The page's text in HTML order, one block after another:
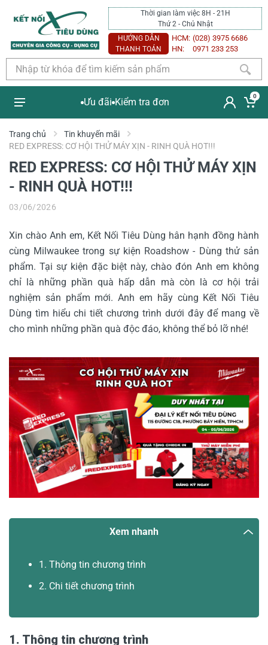
Thời gian làm việc 8H - 21H
Thứ 2 - Chủ Nhật
HƯỚNG DẪN
THANH TOÁN
HCM: (028) 3975 6686
HN:
0971 233 253
Ưu đãi Kiểm tra đơn
0
Trang chủ
Tin khuyến mãi
RED EXPRESS: CƠ HỘI THỬ MÁY XỊN - RINH QUÀ HOT!!!
RED EXPRESS: CƠ HỘI THỬ MÁY XỊN
- RINH QUÀ HOT!!!
03/06/2026
Xin chào Anh em, Kết Nối Tiêu Dùng hân hạnh đồng hành
cùng Milwaukee trong sự kiện Roadshow - Dùng thử sản
phẩm. Tại sự kiện đặc biệt này, chào đón Anh em không
chỉ là những phần quà hấp dẫn mà còn là cơ hội trải
nghiệm sản phẩm mới. Anh em hãy cùng Kết Nối Tiêu
Dùng tìm hiểu chi tiết chương trình dưới đây để mang về
cho mình những phần quà độc đáo, không thể bỏ lỡ nhé!
Xem nhanh
1. Thông tin chương trình
2. Chi tiết chương trình
1. Thông tin chương trình